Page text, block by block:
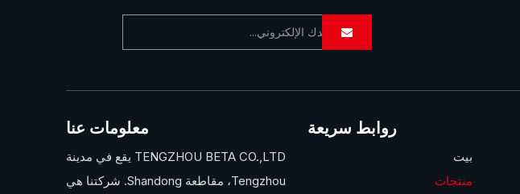
معلومات عنا
TENGZHOU BETA CO.,LTD يقع في مدينة
Tengzhou، مقاطعة Shandong. شركتنا هي
روابط سريعة
بيت
منتجات